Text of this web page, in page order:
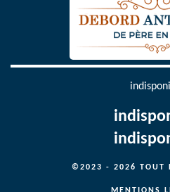
©2023 - 2026 TOUT